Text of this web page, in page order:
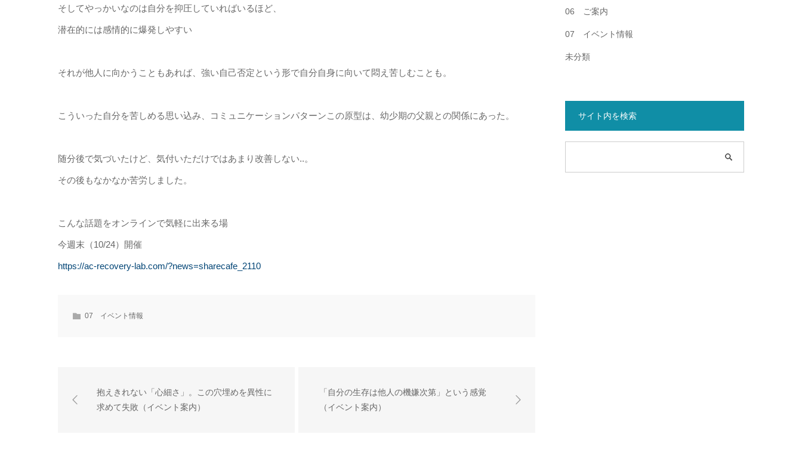
そしてやっかいなのは自分を抑圧していればいるほど、
潜在的には感情的に爆発しやすい
それが他人に向かうこともあれば、強い自己否定という形で自分自身に向いて悶え苦しむことも。
こういった自分を苦しめる思い込み、コミュニケーションパターンこの原型は、幼少期の父親との関係にあった。
随分後で気づいたけど、気付いただけではあまり改善しない..。
その後もなかなか苦労しました。
こんな話題をオンラインで気軽に出来る場
今週末（10/24）開催
https://ac-recovery-lab.com/?news=sharecafe_2110
07 イベント情報
抱えきれない「心細さ」。この穴埋めを異性に
求めて失敗（イベント案内）
「自分の生存は他人の機嫌次第」という感覚
（イベント案内）
06 ご案内
07 イベント情報
未分類
サイト内を検索